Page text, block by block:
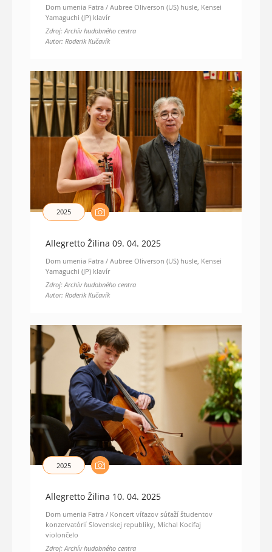
Dom umenia Fatra / Aubree Oliverson (US) husle, Kensei
Yamaguchi (JP) klavír
Zdroj: Archív hudobného centra
Autor: Roderik Kučavík
2025
Allegretto Žilina 09. 04. 2025
Dom umenia Fatra / Aubree Oliverson (US) husle, Kensei
Yamaguchi (JP) klavír
Zdroj: Archív hudobného centra
Autor: Roderik Kučavík
2025
Allegretto Žilina 10. 04. 2025
Dom umenia Fatra / Koncert víťazov súťaží študentov
konzervatórií Slovenskej republiky, Michal Kocifaj
violončelo
Zdroj: Archív hudobného centra